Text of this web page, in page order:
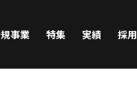
事業 特集 実績 採用